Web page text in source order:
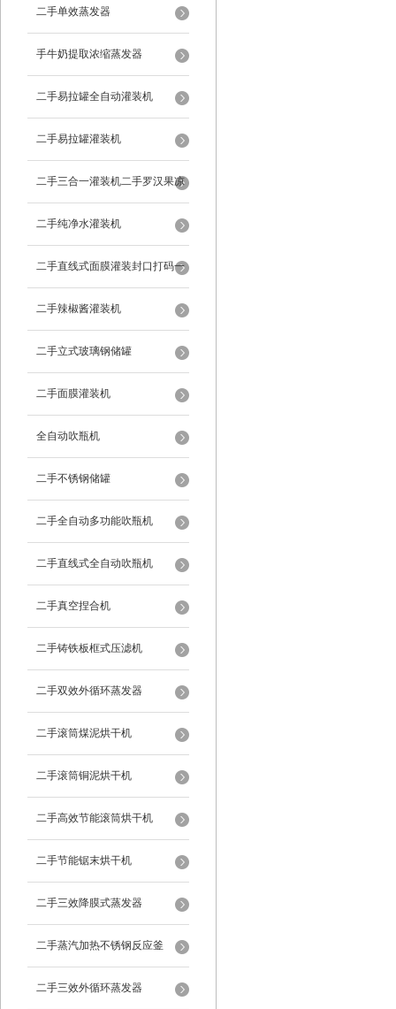
二手单效蒸发器
手牛奶提取浓缩蒸发器
二手易拉罐全自动灌装机
二手易拉罐灌装机
二手三合一灌装机二手罗汉果凉
茶灌装机
二手纯净水灌装机
二手直线式面膜灌装封口打码一
体机
二手辣椒酱灌装机
二手立式玻璃钢储罐
二手面膜灌装机
全自动吹瓶机
二手不锈钢储罐
二手全自动多功能吹瓶机
二手直线式全自动吹瓶机
二手真空捏合机
二手铸铁板框式压滤机
二手双效外循环蒸发器
二手滚筒煤泥烘干机
二手滚筒铜泥烘干机
二手高效节能滚筒烘干机
二手节能锯末烘干机
二手三效降膜式蒸发器
二手蒸汽加热不锈钢反应釜
二手三效外循环蒸发器